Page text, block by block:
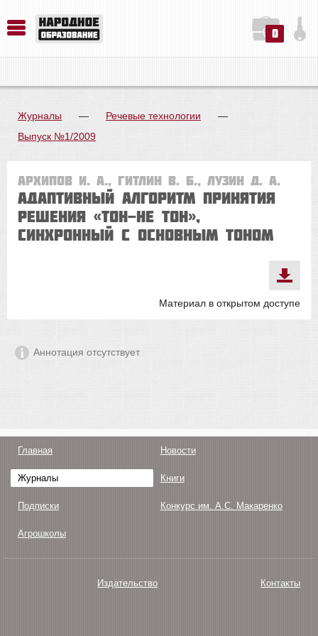
0
Журналы — Речевые технологии
—
Выпуск №1/2009
Архипов И. А., Гитлин В. Б., Лузин Д. А.
Адаптивный алгоритм принятия
решения «ТОН-НЕ ТОН»,
синхронный с основным тоном
Материал в открытом доступе
Аннотация отсутствует
Главная Новости
Журналы Книги
Подписки Конкурс им. А.С. Макаренко
Агрошколы
Издательство Контакты